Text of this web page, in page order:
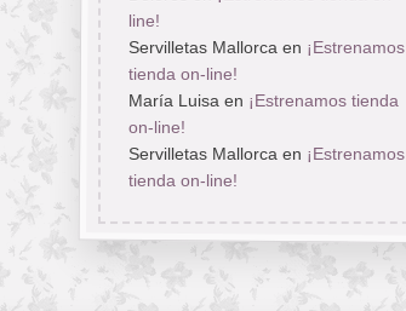
line!
Servilletas Mallorcaen ¡Estrenamos
tienda on-line!
María Luisaen ¡Estrenamos tienda
on-line!
Servilletas Mallorcaen ¡Estrenamos
tienda on-line!